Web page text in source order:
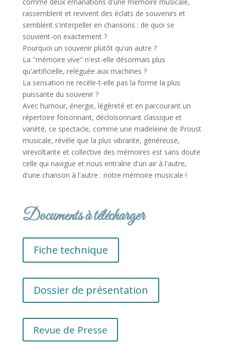
rassemblent et revivent des éclats de souvenirs et
semblent s'interpeller en chansons : de quoi se
souvient-on exactement ?
Pourquoi un souvenir plutôt qu'un autre ?
La "mémoire vive" n'est-elle désormais plus
qu'artificielle, reléguée aux machines ?
La sensation ne recèle-t-elle pas la forme la plus
puissante du souvenir ?
Avec humour, énergie, légèreté et en parcourant un
répertoire foisonnant, décloisonnant classique et
variété, ce spectacle, comme une madeleine de Proust
musicale, révèle que la plus vibrante, généreuse,
virevoltante et collective des mémoires est sans doute
celle qui navigue et nous entraîne d'un air à l'autre,
d'une chanson à l'autre : notre mémoire musicale !
Documents à télécharger
Fiche technique
Dossier de présentation
Revue de Presse